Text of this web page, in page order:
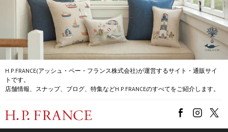
H.P.FRANCE(アッシュ・ペー・フランス株式会社)が運営するサイト・通販サイ
トです。
店舗情報、スナップ、ブログ、特集などH.P.FRANCEのすべてをご紹介します。